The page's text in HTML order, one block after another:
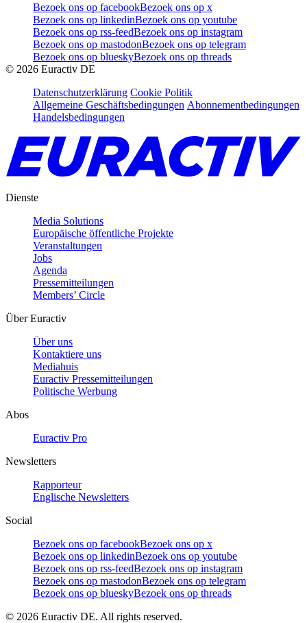
Bezoek ons op facebookBezoek ons op x
Bezoek ons op linkedinBezoek ons op youtube
Bezoek ons op rss-feedBezoek ons op instagram
Bezoek ons op mastodonBezoek ons op telegram
Bezoek ons op blueskyBezoek ons op threads
© 2026 Euractiv DE
Datenschutzerklärung Cookie Politik
Allgemeine Geschäftsbedingungen Abonnementbedingungen
Handelsbedingungen
Dienste
Media Solutions
Europäische öffentliche Projekte
Veranstaltungen
Jobs
Agenda
Pressemitteilungen
Members’ Circle
Über Euractiv
Über uns
Kontaktiere uns
Mediahuis
Euractiv Pressemitteilungen
Politische Werbung
Abos
Euractiv Pro
Newsletters
Rapporteur
Englische Newsletters
Social
Bezoek ons op facebookBezoek ons op x
Bezoek ons op linkedinBezoek ons op youtube
Bezoek ons op rss-feedBezoek ons op instagram
Bezoek ons op mastodonBezoek ons op telegram
Bezoek ons op blueskyBezoek ons op threads
© 2026 Euractiv DE. All rights reserved.